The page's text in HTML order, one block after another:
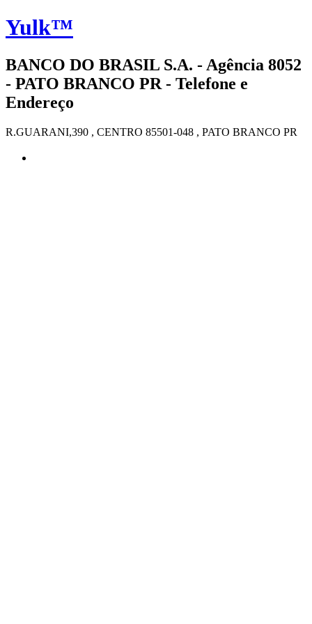
Yulk™
BANCO DO BRASIL S.A. - Agência 8052
- PATO BRANCO PR - Telefone e
Endereço
R.GUARANI,390 , CENTRO 85501-048 , PATO BRANCO PR